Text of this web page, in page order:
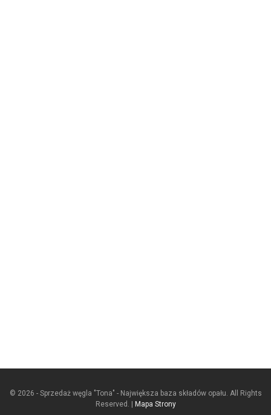
© 2026 - Sprzedaż węgla "Tona" - Największa baza składów opału. All Rights
Reserved. | Mapa Strony